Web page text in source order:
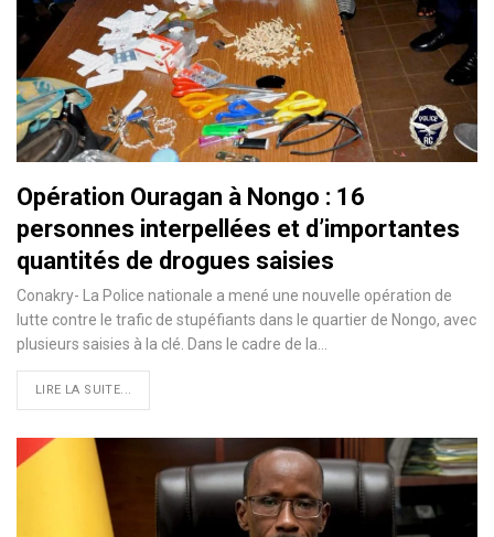
Opération Ouragan à Nongo : 16
personnes interpellées et d’importantes
quantités de drogues saisies
Conakry- La Police nationale a mené une nouvelle opération de
lutte contre le trafic de stupéfiants dans le quartier de Nongo, avec
plusieurs saisies à la clé. Dans le cadre de la…
LIRE LA SUITE...